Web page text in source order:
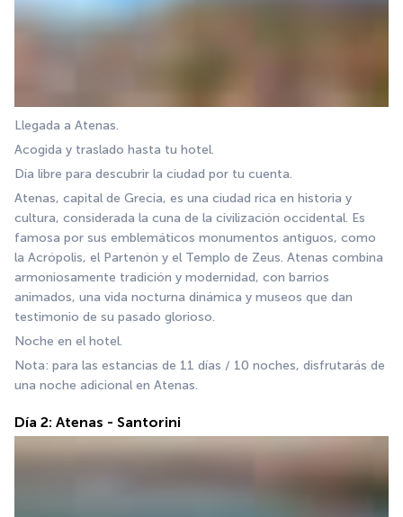
Llegada a Atenas.
Acogida y traslado hasta tu hotel.
Día libre para descubrir la ciudad por tu cuenta.
Atenas, capital de Grecia, es una ciudad rica en historia y
cultura, considerada la cuna de la civilización occidental. Es
famosa por sus emblemáticos monumentos antiguos, como
la Acrópolis, el Partenón y el Templo de Zeus. Atenas combina
armoniosamente tradición y modernidad, con barrios
animados, una vida nocturna dinámica y museos que dan
testimonio de su pasado glorioso.
Noche en el hotel.
Nota: para las estancias de 11 días / 10 noches, disfrutarás de
una noche adicional en Atenas.
Día 2: Atenas - Santorini